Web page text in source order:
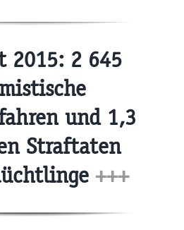
2015: 2 645
und 1,3
Straftaten
+++